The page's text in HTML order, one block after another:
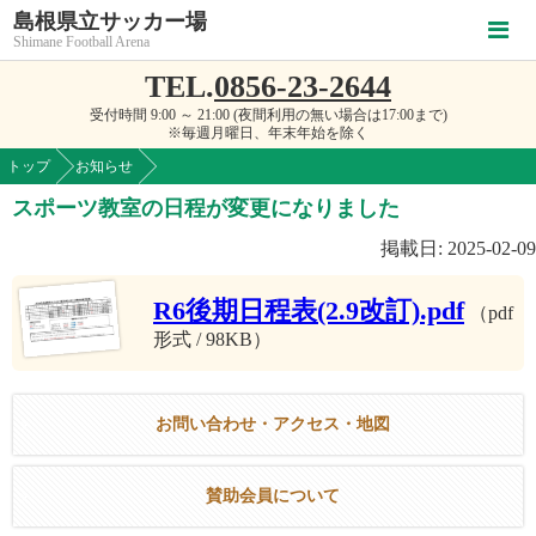
島根県立サッカー場
Shimane Football Arena
TEL.0856-23-2644
受付時間 9:00 ～ 21:00 (夜間利用の無い場合は17:00まで)
※毎週月曜日、年末年始を除く
トップ
お知らせ
スポーツ教室の日程が変更になりました
掲載日: 2025-02-09
R6後期日程表(2.9改訂).pdf （pdf
形式 / 98KB）
お問い合わせ・アクセス・地図
賛助会員について